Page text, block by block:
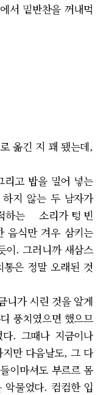
서 밑반찬을 꺼내먹
옮긴 지 꽤 됐는데,
고 밥을 밀어 넣는
지 않는 두 남자가
하는 소리가 텅 빈
음식만 겨우 삼키는
이. 그러니까 새삼스
은 정말 오래된 것
니가 시린 것을 알게
풍치였으면 했으므
. 그때나 지금이나
만 다음날도, 그 다
이마셔도 부르르 몸
물었다. 컴컴한 입